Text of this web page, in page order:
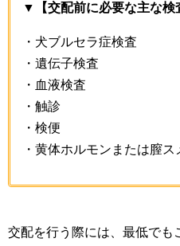
▼【交配前に必要な主な検
・犬ブルセラ症検査
・遺伝子検査
・血液検査
・触診
・検便
・黄体ホルモンまたは膣ス
交配を行う際には、最低でも